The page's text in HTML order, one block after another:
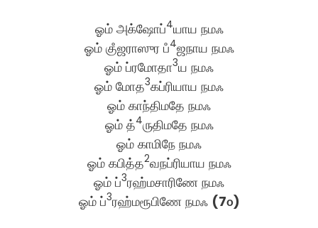
ஓம் அக்ஷோப்4யாய நமஃ
ஓம் குஂஜராஸுர பஂ4ஜநாய நமஃ
ஓம் ப்ரமோதா3ய நமஃ
ஓம் மோத3கப்ரியாய நமஃ
ஓம் காந்திமதே நமஃ
ஓம் த்4ருதிமதே நமஃ
ஓம் காமிநே நமஃ
ஓம் கபித்த2வநப்ரியாய நமஃ
ஓம் ப்3ரஹ்மசாரிணே நமஃ
ஓம் ப்3ரஹ்மரூபிணே நமஃ (7௦)